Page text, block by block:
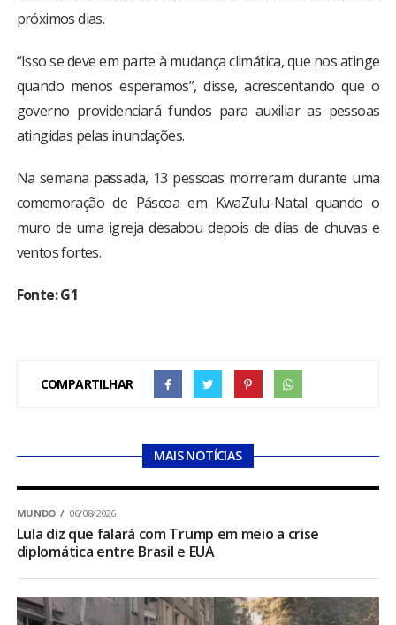
próximos dias.
“Isso se deve em parte à mudança climática, que nos atinge
quando menos esperamos”, disse, acrescentando que o
governo providenciará fundos para auxiliar as pessoas
atingidas pelas inundações.
Na semana passada, 13 pessoas morreram durante uma
comemoração de Páscoa em KwaZulu-Natal quando o
muro de uma igreja desabou depois de dias de chuvas e
ventos fortes.
Fonte: G1
COMPARTILHAR
MAIS NOTÍCIAS
MUNDO 06/08/2026
Lula diz que falará com Trump em meio a crise
diplomática entre Brasil e EUA